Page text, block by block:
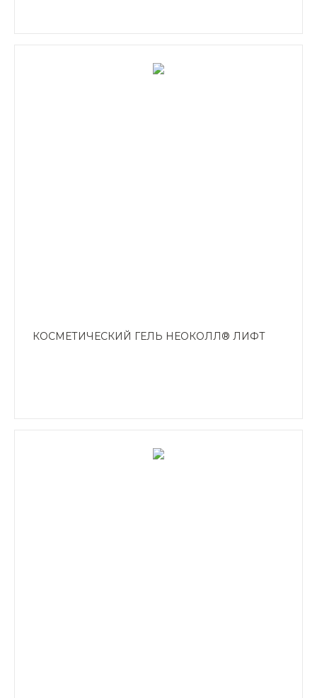
КОСМЕТИЧЕСКИЙ ГЕЛЬ НЕОКОЛЛ® ЛИФТ